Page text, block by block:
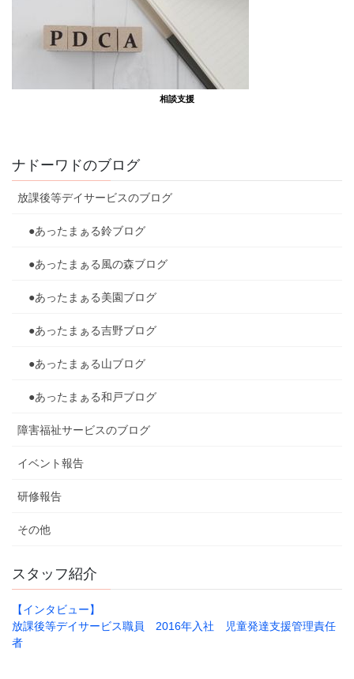
相談支援
ナドーワドのブログ
放課後等デイサービスのブログ
●あったまぁる鈴ブログ
●あったまぁる風の森ブログ
●あったまぁる美園ブログ
●あったまぁる吉野ブログ
●あったまぁる山ブログ
●あったまぁる和戸ブログ
障害福祉サービスのブログ
イベント報告
研修報告
その他
スタッフ紹介
【インタビュー】
放課後等デイサービス職員 2016年入社 児童発達支援管理責任
者